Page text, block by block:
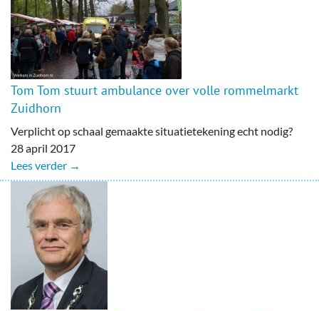
Tom Tom stuurt ambulance over volle rommelmarkt
Zuidhorn
Verplicht op schaal gemaakte situatietekening echt nodig?
28 april 2017
Lees verder →